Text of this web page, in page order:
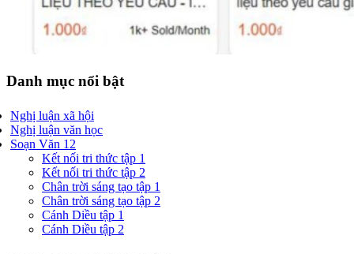
Danh mục nổi bật
Nghị luận xã hội
Nghị luận văn học
Soạn Văn 12
Kết nối tri thức tập 1
Kết nối tri thức tập 2
Chân trời sáng tạo tập 1
Chân trời sáng tạo tập 2
Cánh Diều tập 1
Cánh Diều tập 2